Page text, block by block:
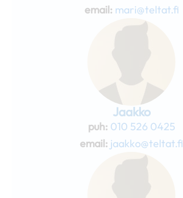
email: mari@teltat.fi
Jaakko
puh: 010 526 0425
email: jaakko@teltat.fi